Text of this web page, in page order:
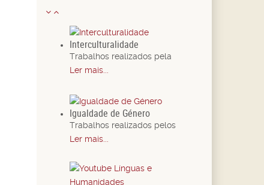
Interculturalidade
Trabalhos realizados pela
Ler mais...
Igualdade de Género
Trabalhos realizados pelos
Ler mais...